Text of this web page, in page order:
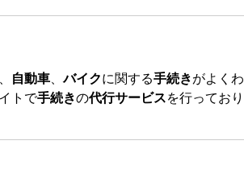
自動車 、バイクに関する手続きがよくわ
トで手続きの代行サービスを行っており